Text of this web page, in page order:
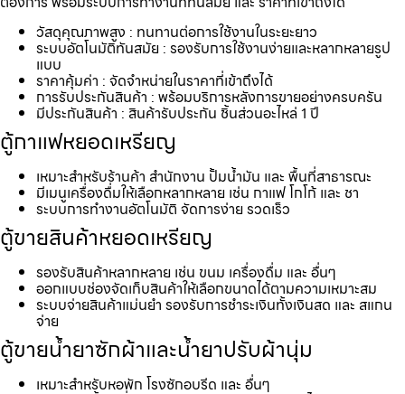
วัสดุคุณภาพสูง : ทนทานต่อการใช้งานในระยะยาว
ระบบอัตโนมัติทันสมัย : รองรับการใช้งานง่ายและหลากหลายรูป
แบบ
ราคาคุ้มค่า : จัดจำหน่ายในราคาที่เข้าถึงได้
การรับประกันสินค้า : พร้อมบริการหลังการขายอย่างครบครัน
มีประกันสินค้า : สินค้ารับประกัน ชิ้นส่วนอะไหล่ 1 ปี
ตู้กาแฟหยอดเหรียญ
เหมาะสำหรับร้านค้า สำนักงาน ปั้มน้ำมัน และ พื้นที่สาธารณะ
มีเมนูเครื่องดื่มให้เลือกหลากหลาย เช่น กาแฟ โกโก้ และ ชา
ระบบการทำงานอัตโนมัติ จัดการง่าย รวดเร็ว
ตู้ขายสินค้าหยอดเหรียญ
รองรับสินค้าหลากหลาย เช่น ขนม เครื่องดื่ม และ อื่นๆ
ออกแบบช่องจัดเก็บสินค้าให้เลือกขนาดได้ตามความเหมาะสม
ระบบจ่ายสินค้าแม่นยำ รองรับการชำระเงินทั้งเงินสด และ สแกน
จ่าย
ตู้ขายน้ำยาซักผ้าและน้ำยาปรับผ้านุ่ม
เหมาะสำหรับหอพัก โรงซักอบรีด และ อื่นๆ